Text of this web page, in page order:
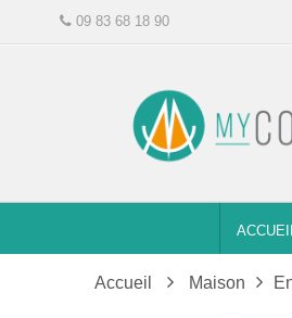
09 83 68 18 90
Accueil Maison